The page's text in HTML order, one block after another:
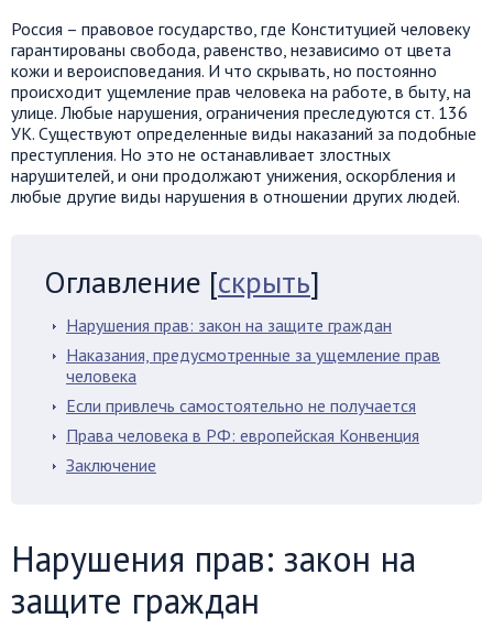
Россия – правовое государство, где Конституцией человеку
гарантированы свобода, равенство, независимо от цвета
кожи и вероисповедания. И что скрывать, но постоянно
происходит ущемление прав человека на работе, в быту, на
улице. Любые нарушения, ограничения преследуются ст. 136
УК. Существуют определенные виды наказаний за подобные
преступления. Но это не останавливает злостных
нарушителей, и они продолжают унижения, оскорбления и
любые другие виды нарушения в отношении других людей.
Оглавление [скрыть]
Нарушения прав: закон на защите граждан
Наказания, предусмотренные за ущемление прав
человека
Если привлечь самостоятельно не получается
Права человека в РФ: европейская Конвенция
Заключение
Нарушения прав: закон на
защите граждан